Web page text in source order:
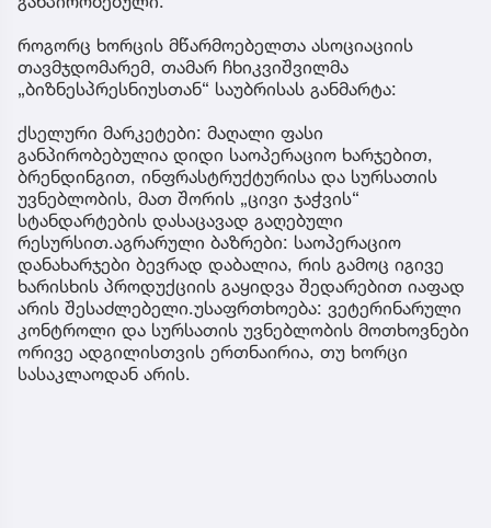
როგორც ხორცის მწარმოებელთა ასოციაციის
თავმჯდომარემ, თამარ ჩხიკვიშვილმა
„ბიზნესპრესნიუსთან“ საუბრისას განმარტა:
ქსელური მარკეტები: მაღალი ფასი
განპირობებულია დიდი საოპერაციო ხარჯებით,
ბრენდინგით, ინფრასტრუქტურისა და სურსათის
უვნებლობის, მათ შორის „ცივი ჯაჭვის“
სტანდარტების დასაცავად გაღებული
რესურსით.აგრარული ბაზრები: საოპერაციო
დანახარჯები ბევრად დაბალია, რის გამოც იგივე
ხარისხის პროდუქციის გაყიდვა შედარებით იაფად
არის შესაძლებელი.უსაფრთხოება: ვეტერინარული
კონტროლი და სურსათის უვნებლობის მოთხოვნები
ორივე ადგილისთვის ერთნაირია, თუ ხორცი
სასაკლაოდან არის.